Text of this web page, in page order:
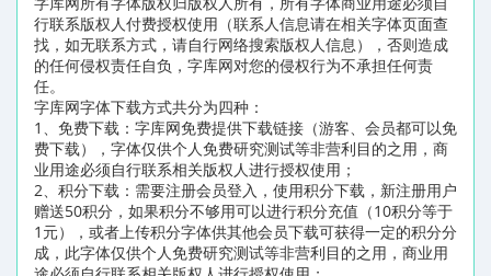
行联系版权人付费授权使用（联系人信息请在相关字体页面查
找，如无联系方式，请自行网络搜索版权人信息），否则造成
的任何侵权责任自负，字库网对您的侵权行为不承担任何责
任。
字库网字体下载方式共分为四种：
1、免费下载：字库网免费提供下载链接（游客、会员都可以免
费下载），字体仅供个人免费研究测试等非营利目的之用，商
业用途必须自行联系相关版权人进行授权使用；
2、积分下载：需要注册会员登入，使用积分下载，新注册用户
赠送50积分，如果积分不够用可以进行积分充值（10积分等于
1元），或者上传积分字体供其他会员下载可获得一定的积分分
成，此字体仅供个人免费研究测试等非营利目的之用，商业用